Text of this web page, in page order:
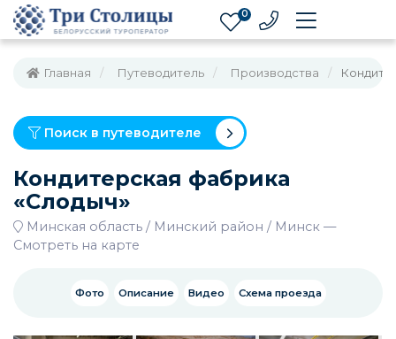
0
Главная Путеводитель Производства
Поиск в путеводителе
Кондитерская фабрика
«Слодыч»
Минская область Минский район Минск —
Смотреть на карте
Фото Описание Видео Схема проезда